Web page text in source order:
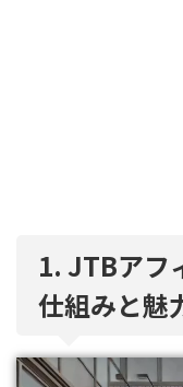
1. JTBアフ
仕組みと魅